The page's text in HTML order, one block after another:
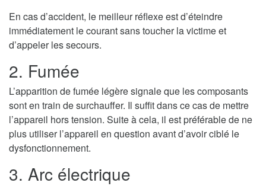
En cas d’accident, le meilleur réflexe est d’éteindre
immédiatement le courant sans toucher la victime et
d’appeler les secours.
2. Fumée
L’apparition de fumée légère signale que les composants
sont en train de surchauffer. Il suffit dans ce cas de mettre
l’appareil hors tension. Suite à cela, il est préférable de ne
plus utiliser l’appareil en question avant d’avoir ciblé le
dysfonctionnement.
3. Arc électrique